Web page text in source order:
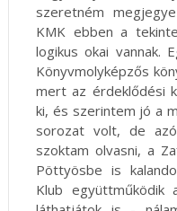
szeretném
KMK ebben a
logikus okai vannak.
Könyvmolyképzős
mert az érdeklődési
ki, és szerintem jó a
sorozat volt, de
szoktam olvasni, a
Pöttyösbe is
Klub